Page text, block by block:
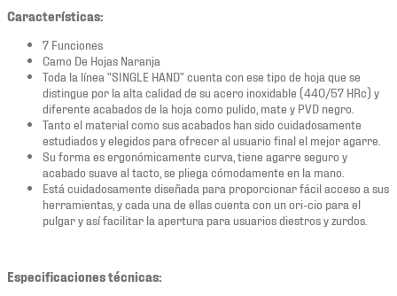
Características:
7 Funciones
Camo De Hojas Naranja
Toda la línea "SINGLE HAND" cuenta con ese tipo de hoja que se
distingue por la alta calidad de su acero inoxidable (440/57 HRc) y
diferente acabados de la hoja como pulido, mate y PVD negro.
Tanto el material como sus acabados han sido cuidadosamente
estudiados y elegidos para ofrecer al usuario final el mejor agarre.
Su forma es ergonómicamente curva, tiene agarre seguro y
acabado suave al tacto, se pliega cómodamente en la mano.
Está cuidadosamente diseñada para proporcionar fácil acceso a sus
herramientas, y cada una de ellas cuenta con un ori-cio para el
pulgar y así facilitar la apertura para usuarios diestros y zurdos.
Especificaciones técnicas: